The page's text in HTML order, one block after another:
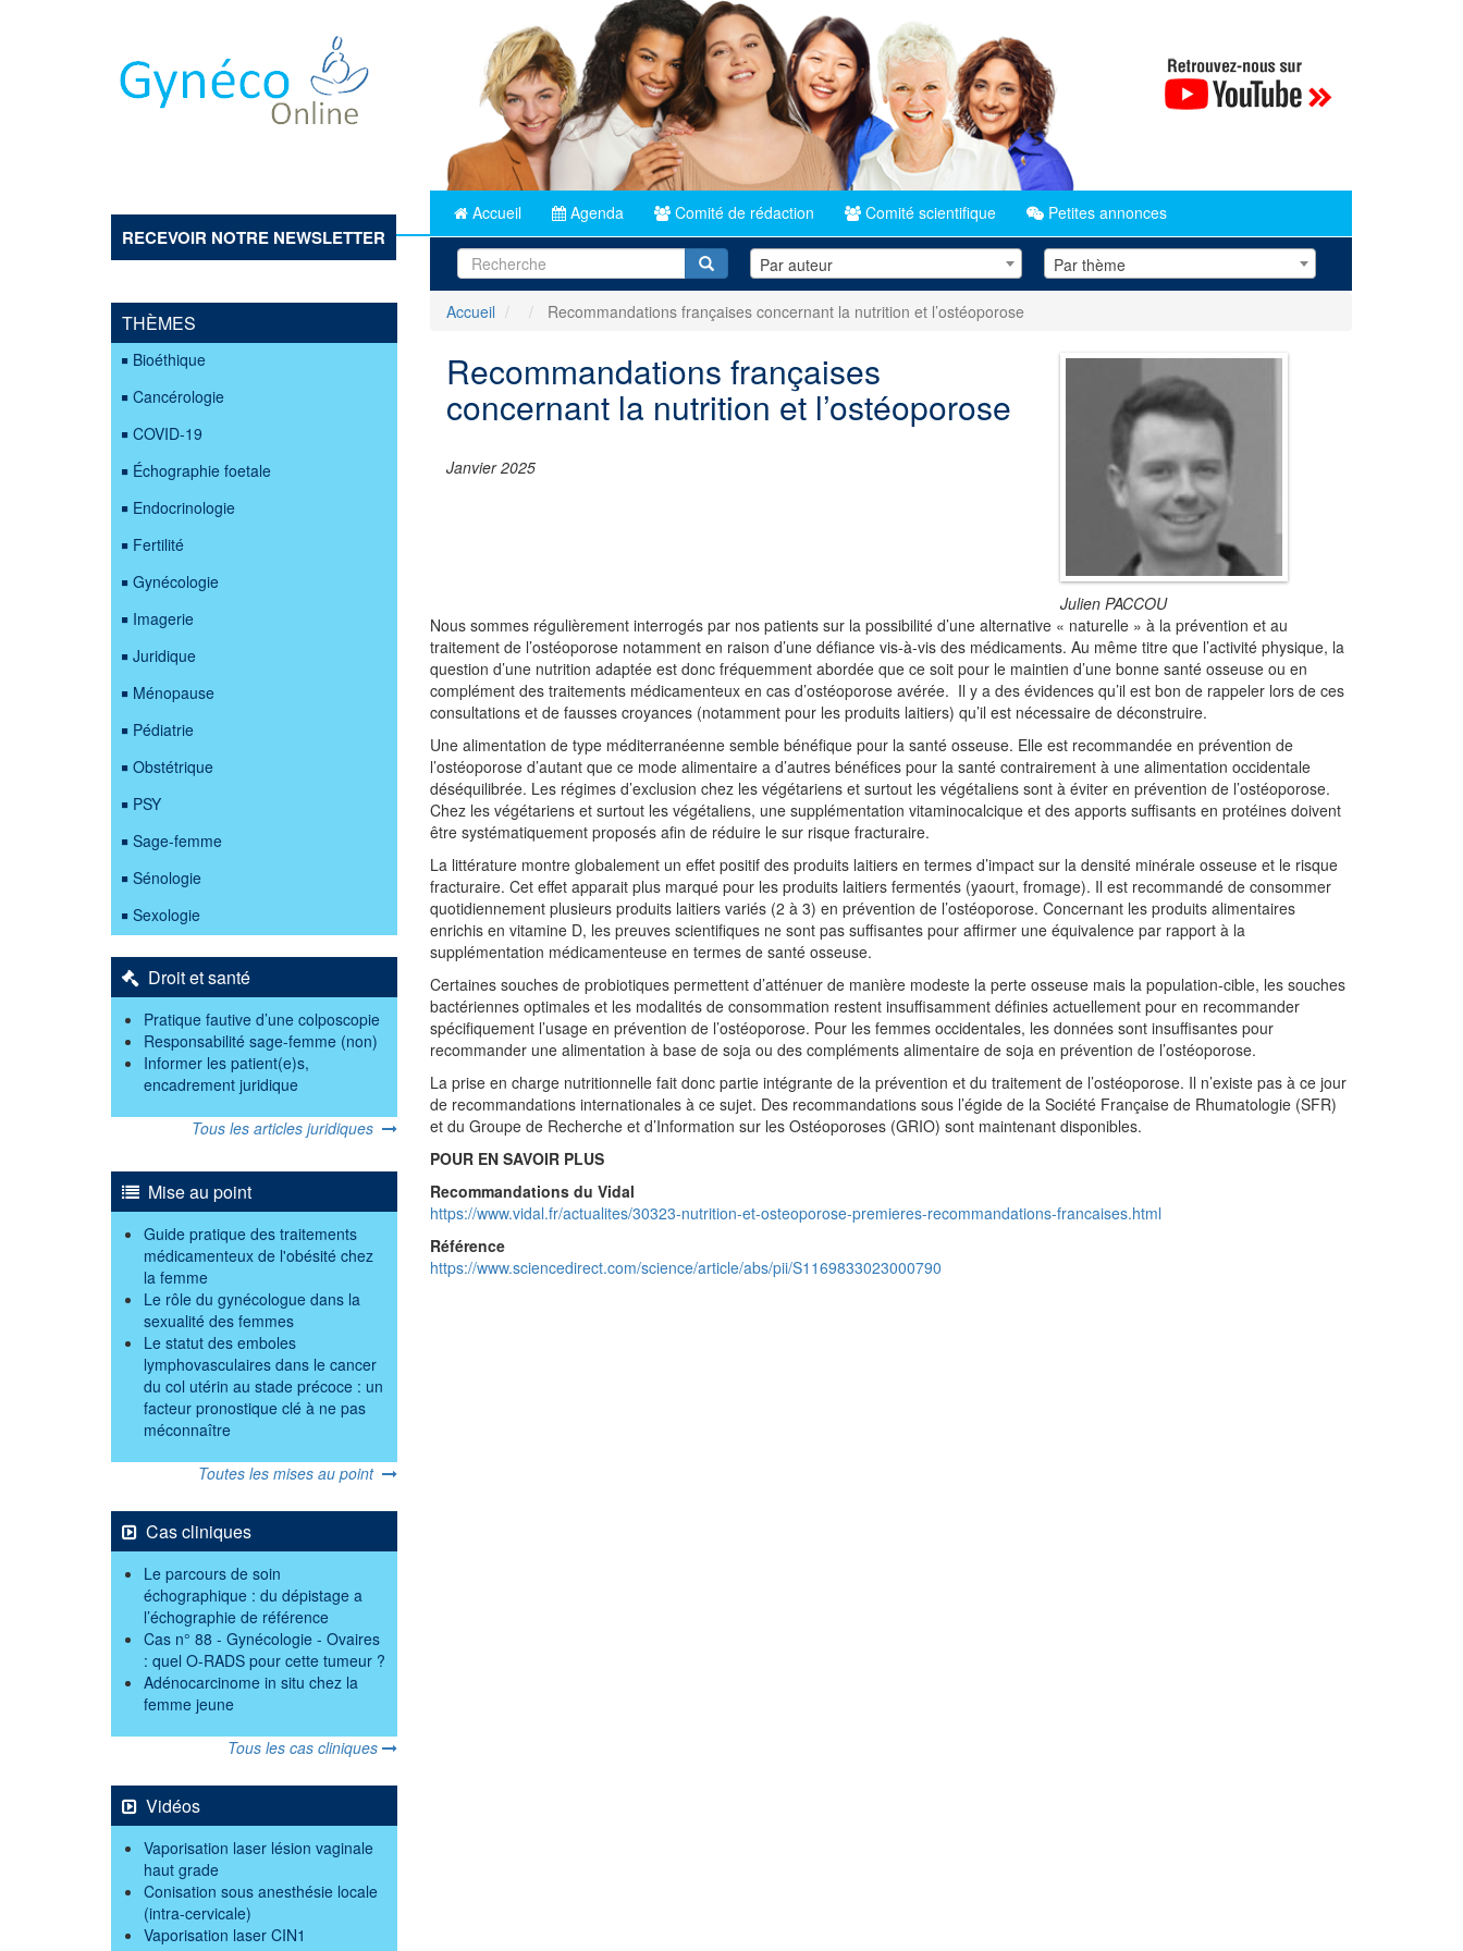
Accueil Agenda Comité de rédaction Comité scientifique Petites annonces
RECEVOIR NOTRE NEWSLETTER
RecherchePar auteur Par thème
Accueil Recommandations françaises concernant la nutrition et l’ostéoporose
Recommandations françaises
concernant la nutrition et l’ostéoporose
Janvier 2025
Julien PACCOU
Nous sommes régulièrement interrogés par nos patients sur la possibilité d’une alternative « naturelle » à la prévention et au
traitement de l’ostéoporose notamment en raison d’une défiance vis-à-vis des médicaments. Au même titre que l’activité physique, la
question d’une nutrition adaptée est donc fréquemment abordée que ce soit pour le maintien d’une bonne santé osseuse ou en
complément des traitements médicamenteux en cas d’ostéoporose avérée. Il y a des évidences qu’il est bon de rappeler lors de ces
consultations et de fausses croyances (notamment pour les produits laitiers) qu’il est nécessaire de déconstruire.
Une alimentation de type méditerranéenne semble bénéfique pour la santé osseuse. Elle est recommandée en prévention de
l’ostéoporose d’autant que ce mode alimentaire a d’autres bénéfices pour la santé contrairement à une alimentation occidentale
déséquilibrée. Les régimes d’exclusion chez les végétariens et surtout les végétaliens sont à éviter en prévention de l’ostéoporose.
Chez les végétariens et surtout les végétaliens, une supplémentation vitaminocalcique et des apports suffisants en protéines doivent
être systématiquement proposés afin de réduire le sur risque fracturaire.
La littérature montre globalement un effet positif des produits laitiers en termes d’impact sur la densité minérale osseuse et le risque
fracturaire. Cet effet apparait plus marqué pour les produits laitiers fermentés (yaourt, fromage). Il est recommandé de consommer
quotidiennement plusieurs produits laitiers variés (2 à 3) en prévention de l’ostéoporose. Concernant les produits alimentaires
enrichis en vitamine D, les preuves scientifiques ne sont pas suffisantes pour affirmer une équivalence par rapport à la
supplémentation médicamenteuse en termes de santé osseuse.
Certaines souches de probiotiques permettent d’atténuer de manière modeste la perte osseuse mais la population-cible, les souches
bactériennes optimales et les modalités de consommation restent insuffisamment définies actuellement pour en recommander
spécifiquement l’usage en prévention de l’ostéoporose. Pour les femmes occidentales, les données sont insuffisantes pour
recommander une alimentation à base de soja ou des compléments alimentaire de soja en prévention de l’ostéoporose.
La prise en charge nutritionnelle fait donc partie intégrante de la prévention et du traitement de l’ostéoporose. Il n’existe pas à ce jour
de recommandations internationales à ce sujet. Des recommandations sous l’égide de la Société Française de Rhumatologie (SFR)
et du Groupe de Recherche et d’Information sur les Ostéoporoses (GRIO) sont maintenant disponibles.
POUR EN SAVOIR PLUS
Recommandations du Vidal
https://www.vidal.fr/actualites/30323-nutrition-et-osteoporose-premieres-recommandations-francaises.html
Référence
https://www.sciencedirect.com/science/article/abs/pii/S1169833023000790
THÈMES
Bioéthique
Cancérologie
COVID-19
Échographie foetale
Endocrinologie
Fertilité
Gynécologie
Imagerie
Juridique
Ménopause
Pédiatrie
Obstétrique
PSY
Sage-femme
Sénologie
Sexologie
Droit et santé
Pratique fautive d’une colposcopie
Responsabilité sage-femme (non)
Informer les patient(e)s,
encadrement juridique
Tous les articles juridiques
Mise au point
Guide pratique des traitements
médicamenteux de l'obésité chez
la femme
Le rôle du gynécologue dans la
sexualité des femmes
Le statut des emboles
lymphovasculaires dans le cancer
du col utérin au stade précoce : un
facteur pronostique clé à ne pas
méconnaître
Toutes les mises au point
Cas cliniques
Le parcours de soin
échographique : du dépistage a
l’échographie de référence
Cas n° 88 - Gynécologie - Ovaires
: quel O-RADS pour cette tumeur ?
Adénocarcinome in situ chez la
femme jeune
Tous les cas cliniques
Vidéos
Vaporisation laser lésion vaginale
haut grade
Conisation sous anesthésie locale
(intra-cervicale)
Vaporisation laser CIN1